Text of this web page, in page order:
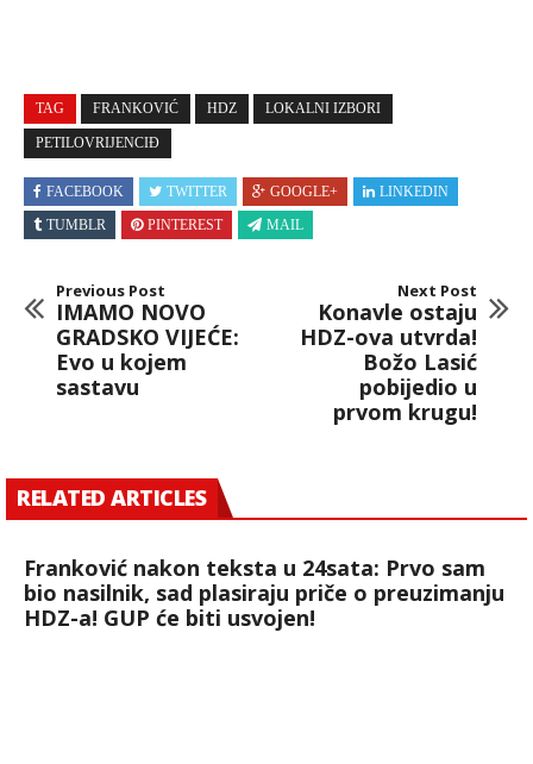
TAG FRANKOVIĆ HDZ LOKALNI IZBORI
PETILOVRIJENCIĐ
FACEBOOK TWITTER GOOGLE+
LINKEDIN
TUMBLR
PINTEREST MAIL
Previous Post
IMAMO NOVO
GRADSKO VIJEĆE:
Evo u kojem
sastavu
Next Post
Konavle ostaju
HDZ-ova utvrda!
Božo Lasić
pobijedio u
prvom krugu!
RELATED ARTICLES
Franković nakon teksta u 24sata: Prvo sam
bio nasilnik, sad plasiraju priče o preuzimanju
HDZ-a! GUP će biti usvojen!